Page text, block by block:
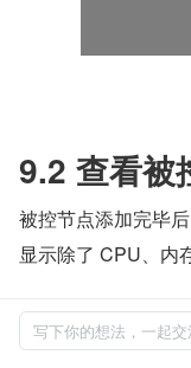
9.2 查看被
被控节点添加完毕
显示除了 CPU、内
写下你的想法，一起交